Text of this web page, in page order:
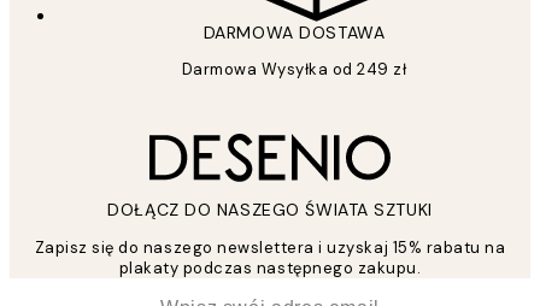
DARMOWA DOSTAWA
Darmowa Wysyłka od 249 zł
DOŁĄCZ DO NASZEGO ŚWIATA SZTUKI
Zapisz się do naszego newslettera i uzyskaj 15% rabatu na
plakaty podczas następnego zakupu.